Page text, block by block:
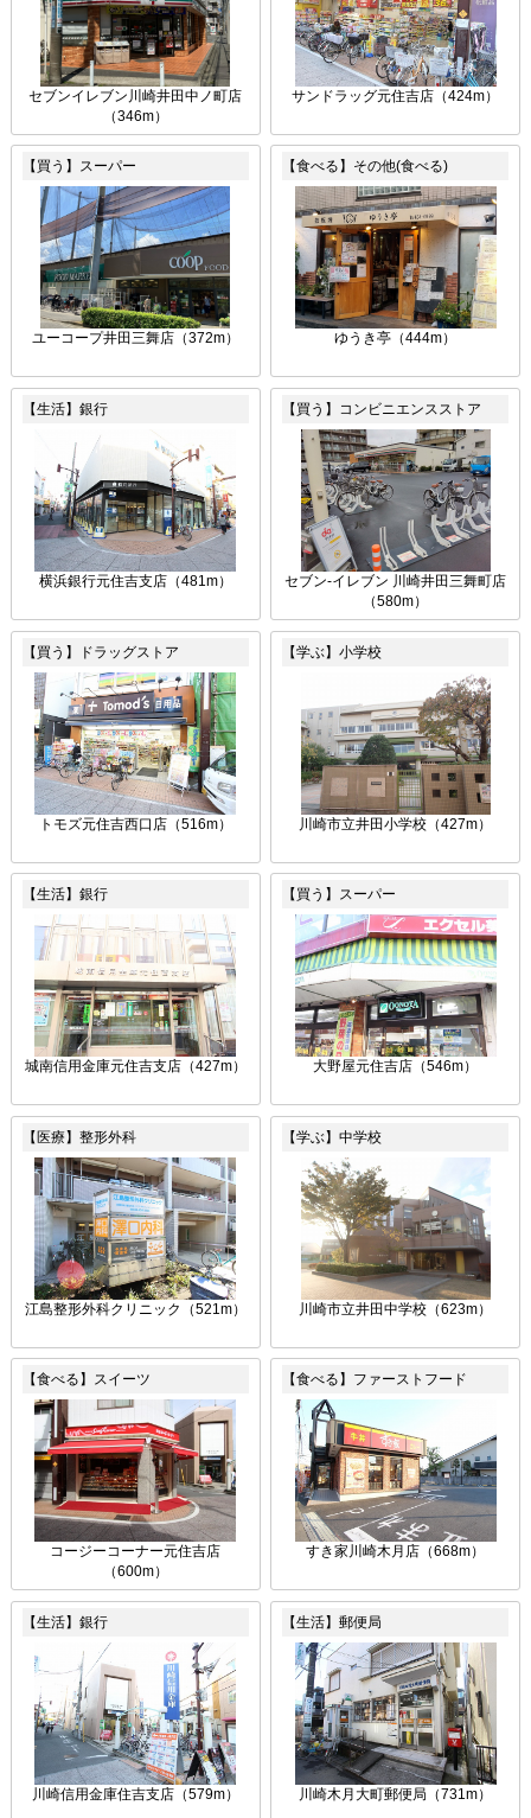
セブンイレブン川崎井田中ノ町店
（346m）
サンドラッグ元住吉店（424m）
【買う】スーパー
ユーコープ井田三舞店（372m）
【食べる】その他(食べる)
ゆうき亭（444m）
【生活】銀行
横浜銀行元住吉支店（481m）
【買う】コンビニエンスストア
セブン-イレブン 川崎井田三舞町店
（580m）
【買う】ドラッグストア
トモズ元住吉西口店（516m）
【学ぶ】小学校
川崎市立井田小学校（427m）
【生活】銀行
城南信用金庫元住吉支店（427m）
【買う】スーパー
大野屋元住吉店（546m）
【医療】整形外科
江島整形外科クリニック（521m）
【学ぶ】中学校
川崎市立井田中学校（623m）
【食べる】スイーツ
コージーコーナー元住吉店
（600m）
【食べる】ファーストフード
すき家川崎木月店（668m）
【生活】銀行
川崎信用金庫住吉支店（579m）
【生活】郵便局
川崎木月大町郵便局（731m）